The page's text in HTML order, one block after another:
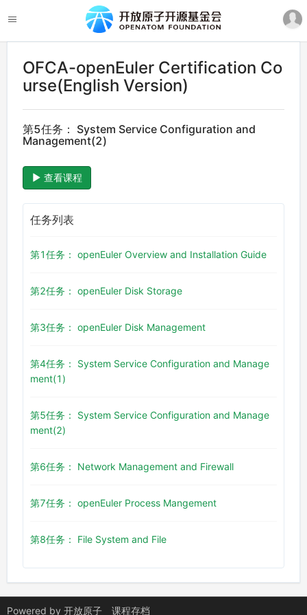
OFCA-openEuler Certification Co
urse(English Version)
第5任务： System Service Configuration and
Management(2)
查看课程
任务列表
第1任务： openEuler Overview and Installation Guide
第2任务： openEuler Disk Storage
第3任务： openEuler Disk Management
第4任务： System Service Configuration and Manage
ment(1)
第5任务： System Service Configuration and Manage
ment(2)
第6任务： Network Management and Firewall
第7任务： openEuler Process Mangement
第8任务： File System and File
Powered by 开放原子 课程存档